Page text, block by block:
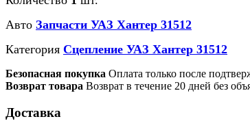
Авто Запчасти УАЗ Хантер 31512
Категория Сцепление УАЗ Хантер 31512
Безопасная покупка Оплата только после
Возврат товара Возврат в течение 20 дней без
Доставка